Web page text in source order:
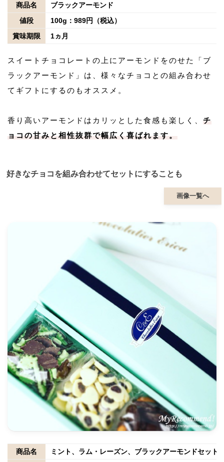
商品名
ブラックアーモンド
値段
100g：989円（税込）
賞味期限
1ヵ月
スイートチョコレートの上にアーモンドをのせた「ブ
ラックアーモンド」は、様々なチョコとの組み合わせ
てギフトにするのもオススメ。
香り高いアーモンドはカリッとした食感も楽しく、 チ
ョコの甘みと相性抜群で幅広く喜ばれます。
好きなチョコを組み合わせてセットにすることも
画像一覧へ
商品名
ミント、ラム・レーズン、ブラックアーモンドセット